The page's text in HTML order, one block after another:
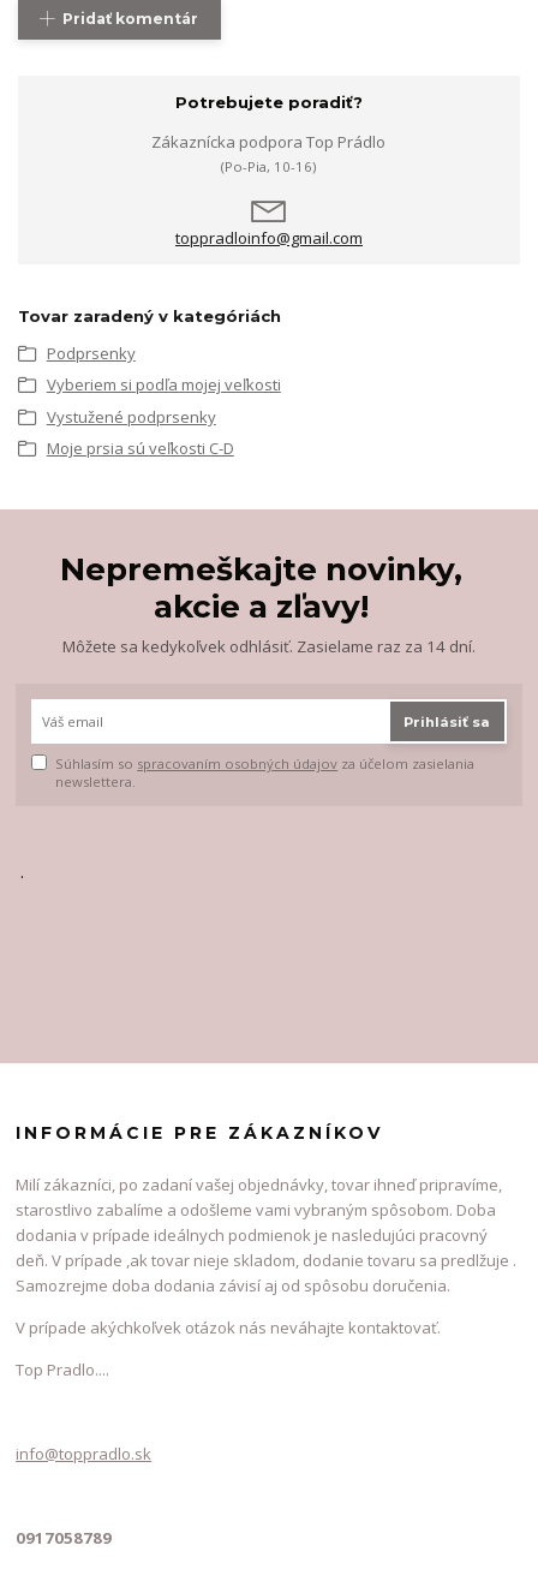
Pridať komentár
Potrebujete poradiť?
Zákaznícka podpora Top Prádlo
(Po-Pia, 10-16)
toppradloinfo@gmail.com
Tovar zaradený v kategóriách
Podprsenky
Vyberiem si podľa mojej veľkosti
Vystužené podprsenky
Moje prsia sú veľkosti C-D
Nepremeškajte novinky,
akcie a zľavy!
Môžete sa kedykoľvek odhlásiť. Zasielame raz za 14 dní.
Prihlásiť sa
Súhlasím so spracovaním osobných údajov za účelom zasielania
newslettera.
.
INFORMÁCIE PRE ZÁKAZNÍKOV
Milí zákazníci, po zadaní vašej objednávky, tovar ihneď pripravíme,
starostlivo zabalíme a odošleme vami vybraným spôsobom. Doba
dodania v prípade ideálnych podmienok je nasledujúci pracovný
deň. V prípade ,ak tovar nieje skladom, dodanie tovaru sa predlžuje .
Samozrejme doba dodania závisí aj od spôsobu doručenia.
V prípade akýchkoľvek otázok nás neváhajte kontaktovať.
Top Pradlo....
info@toppradlo.sk
0917058789